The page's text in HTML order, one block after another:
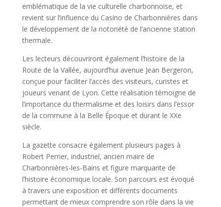
emblématique de la vie culturelle charbonnoise, et
revient sur l’influence du Casino de Charbonnières dans
le développement de la notoriété de l’ancienne station
thermale.
Les lecteurs découvriront également l’histoire de la
Route de la Vallée, aujourd’hui avenue Jean Bergeron,
conçue pour faciliter l’accès des visiteurs, curistes et
joueurs venant de Lyon. Cette réalisation témoigne de
l’importance du thermalisme et des loisirs dans l’essor
de la commune à la Belle Époque et durant le XXe
siècle.
La gazette consacre également plusieurs pages à
Robert Perrier, industriel, ancien maire de
Charbonnières-les-Bains et figure marquante de
l’histoire économique locale. Son parcours est évoqué
à travers une exposition et différents documents
permettant de mieux comprendre son rôle dans la vie